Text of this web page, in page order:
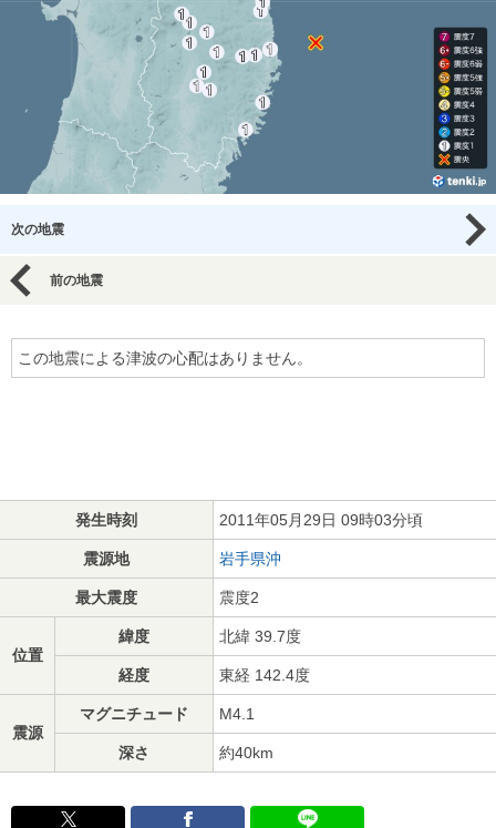
次の地震
前の地震
この地震による津波の心配はありません。
発生時刻 2011年05月29日 09時03分頃
震源地 岩手県沖
最大震度 震度2
位置
緯度 北緯 39.7度
経度 東経 142.4度
震源
マグニチュード M4.1
深さ 約40km